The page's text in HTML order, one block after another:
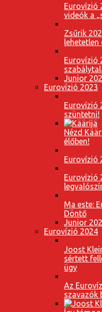
Eurovízió
videók a
Zsűrik
Eurovízió
Junior
Eurovízió 2023
Eurovízió
szüntetni!
Nézd
élőben!
Eurovízió
Eurovízió
Ma este:
Döntő
Junior
Eurovízió 2024
Joost
sértett
ügy
Az
szavazók